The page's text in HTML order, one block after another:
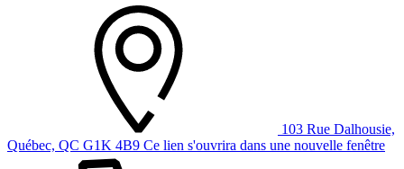
103 Rue Dalhousie,
Québec, QC G1K 4B9 Ce lien s'ouvrira dans une nouvelle fenêtre